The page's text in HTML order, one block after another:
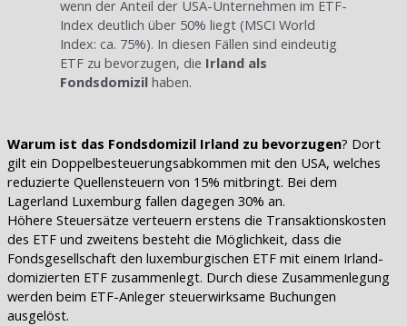
wenn der Anteil der USA-Unternehmen im ETF-
Index deutlich über 50% liegt (MSCI World
Index: ca. 75%). In diesen Fällen sind eindeutig
ETF zu bevorzugen, die Irland als
Fondsdomizilhaben.
Warum ist das Fondsdomizil Irland zu bevorzugen? Dort
gilt ein Doppelbesteuerungsabkommen mit den USA, welches
reduzierte Quellensteuern von 15% mitbringt. Bei dem
Lagerland Luxemburg fallen dagegen 30% an.
Höhere Steuersätze verteuern erstens die Transaktionskosten
des ETF und zweitens besteht die Möglichkeit, dass die
Fondsgesellschaft den luxemburgischen ETF mit einem Irland-
domizierten ETF zusammenlegt. Durch diese Zusammenlegung
werden beim ETF-Anleger steuerwirksame Buchungen
ausgelöst.